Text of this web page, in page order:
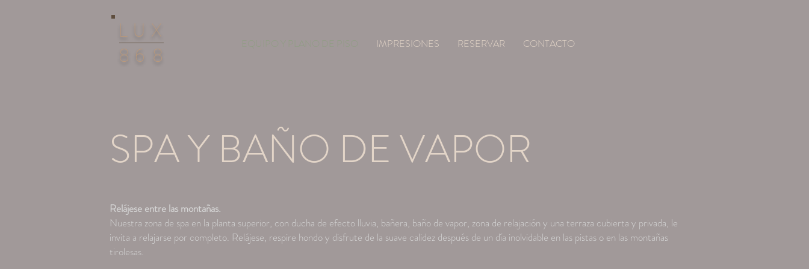
LUX
86 8
IMPRESIONES RESERVAR CONTACTO
SPA Y BAÑO DE VAPOR
Relájese entre las montañas.
Nuestra zona de spa en la planta superior, con ducha de efecto lluvia, bañera, baño de vapor, zona de relajación y una terraza cubierta y privada, le
invita a relajarse por completo. Relájese, respire hondo y disfrute de la suave calidez después de un día inolvidable en las pistas o en las montañas
tirolesas.